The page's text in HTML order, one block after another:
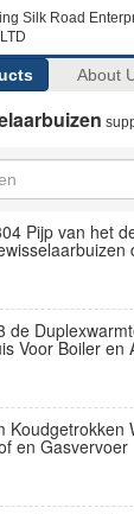
Silk Road
About
Pijp van het
leiden
de
Voor Boiler en
Koudgetrokken
en Gasvervoer